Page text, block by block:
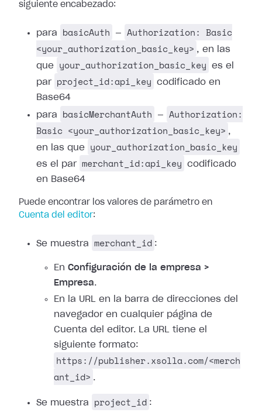
siguiente encabezado:
para basicAuth —
Authorization: Basic
<your_authorization_basic_key> , en las
que
your_authorization_basic_key
es el
par project_id:api_key
codificado en
Base64
para
basicMerchantAuth —
Authorization:
Basic <your_authorization_basic_key> ,
en las que
your_authorization_basic_key
es el par merchant_id:api_key
codificado
en Base64
Puede encontrar los valores de parámetro en
Cuenta del editor:
Se muestra merchant_id :
En Configuración de la empresa >
Empresa.
En la URL en la barra de direcciones del
navegador en cualquier página de
Cuenta del editor. La URL tiene el
siguiente formato:
https://publisher.xsolla.com/<merch
ant_id> .
Se muestra project_id :